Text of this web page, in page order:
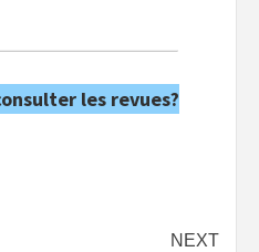
les revues?
NEXT